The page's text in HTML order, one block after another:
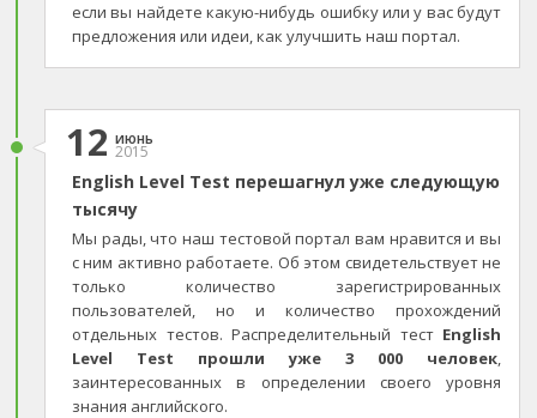
если вы найдете какую-нибудь ошибку или у вас будут
предложения или идеи, как улучшить наш портал.
12 июнь
2015
English Level Test перешагнул уже следующую
тысячу
Мы рады, что наш тестовой портал вам нравится и вы
с ним активно работаете. Об этом свидетельствует не
только количество зарегистрированных
пользователей, но и количество прохождений
отдельных тестов. Распределительный тест English
Level Test прошли уже 3 000 человек,
заинтересованных в определении своего уровня
знания английского.